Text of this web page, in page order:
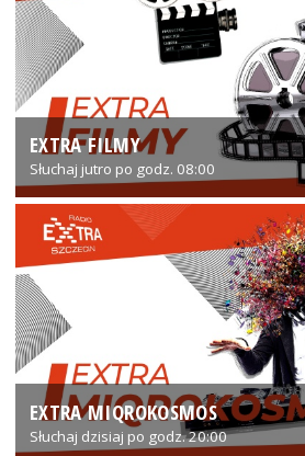
EXTRA FILMY
Słuchaj jutro po godz. 08:00
EXTRA MIQROKOSMOS
Słuchaj dzisiaj po godz. 20:00